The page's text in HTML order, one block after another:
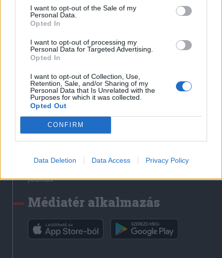
I want to opt-out of the Sale of my
Personal Data.
Opted In
I want to opt-out of processing my
Personal Data for Targeted Advertising.
Opted In
I want to opt-out of Collection, Use,
Retention, Sale, and/or Sharing of my
Personal Data that Is Unrelated with the
Purposes for which it was collected.
Opted Out
CONFIRM
Data Deletion Data Access Privacy Policy
Sütibeállítások
Médiatér
Liget
Krónika
Bihari Napló
Erdélyi Napló
Főtér
Rádió GaGa
Jóállás
Médiatér alkalmazás